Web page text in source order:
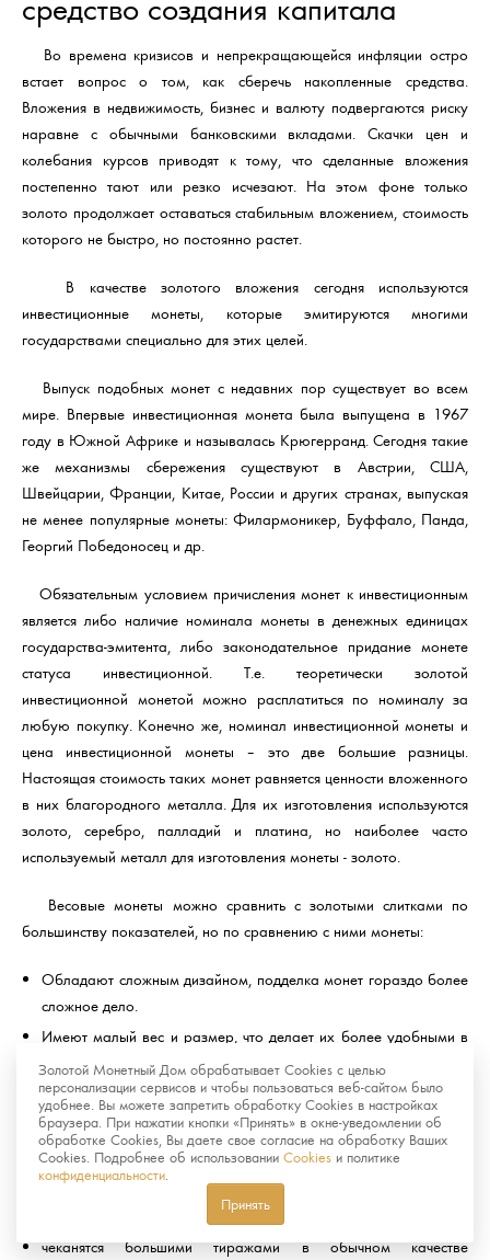
Во времена кризисов и непрекращающейся инфляции остро
встает вопрос о том, как сберечь накопленные средства.
Вложения в недвижимость, бизнес и валюту подвергаются риску
наравне с обычными банковскими вкладами. Скачки цен и
колебания курсов приводят к тому, что сделанные вложения
постепенно тают или резко исчезают. На этом фоне только
золото продолжает оставаться стабильным вложением, стоимость
которого не быстро, но постоянно растет.
В качестве золотого вложения сегодня используются
инвестиционные монеты, которые эмитируются многими
государствами специально для этих целей.
Выпуск подобных монет с недавних пор существует во всем
мире. Впервые инвестиционная монета была выпущена в 1967
году в Южной Африке и называлась Крюгерранд. Сегодня такие
же механизмы сбережения существуют в Австрии, США,
Швейцарии, Франции, Китае, России и других странах, выпуская
не менее популярные монеты: Филармоникер, Буффало, Панда,
Георгий Победоносец и др.
Обязательным условием причисления монет к инвестиционным
является либо наличие номинала монеты в денежных единицах
государства-эмитента, либо законодательное придание монете
статуса инвестиционной. Т.е. теоретически золотой
инвестиционной монетой можно расплатиться по номиналу за
любую покупку. Конечно же, номинал инвестиционной монеты и
цена инвестиционной монеты – это две большие разницы.
Настоящая стоимость таких монет равняется ценности вложенного
в них благородного металла. Для их изготовления используются
золото, серебро, палладий и платина, но наиболее часто
используемый металл для изготовления монеты - золото.
Весовые монеты можно сравнить с золотыми слитками по
большинству показателей, но по сравнению с ними монеты:
Обладают сложным дизайном, подделка монет гораздо более
сложное дело.
Имеют малый вес и размер, что делает их более удобными в
хранении и реализации.
Памятные и инвестиционные монеты отличаются тем, что
вторые:
не пользуются большим спросом у нумизматов
не имеют художественной ценности
чеканятся большими тиражами в обычном качестве
Золотой Монетный Дом обрабатывает Cookies с целью
персонализации сервисов и чтобы пользоваться веб-сайтом было
удобнее. Вы можете запретить обработку Cookies в настройках
браузера. При нажатии кнопки «Принять» в окне-уведомлении об
обработке Cookies, Вы даете свое согласие на обработку Ваших
Cookies. Подробнее об использовании Cookies и политике
конфиденциальности
Принять